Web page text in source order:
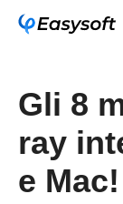
Gli 8
ray
e Mac!